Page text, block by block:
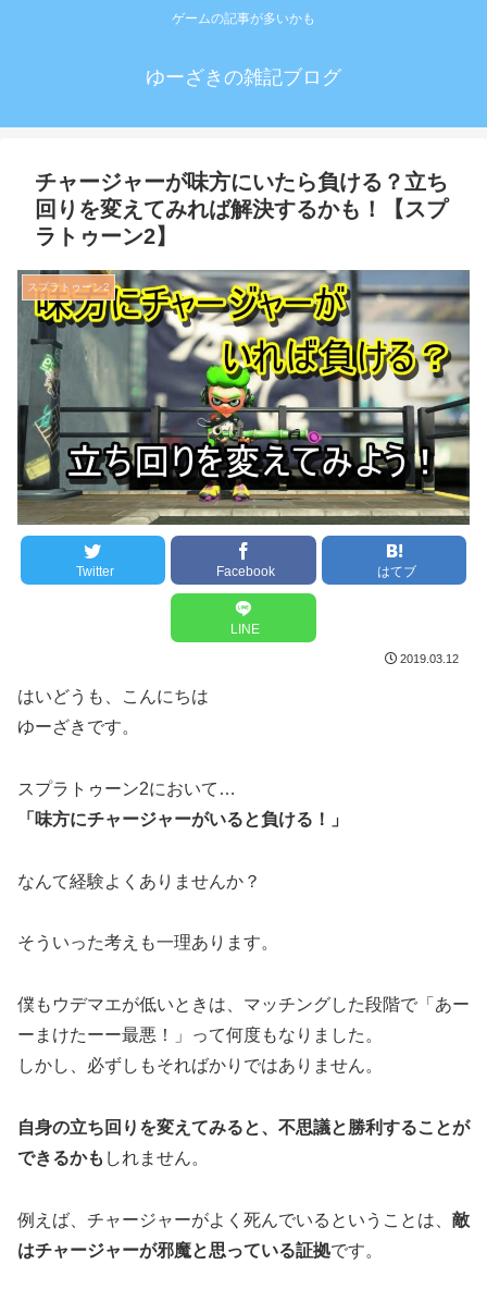
ゲームの記事が多いかも
ゆーざきの雑記ブログ
チャージャーが味方にいたら負ける？立ち
回りを変えてみれば解決するかも！【スプ
ラトゥーン2】
スプラトゥーン2
Twitter Facebook はてブ
LINE
2019.03.12
はいどうも、こんにちは
ゆーざきです。
スプラトゥーン2において…
「味方にチャージャーがいると負ける！」
なんて経験よくありませんか？
そういった考えも一理あります。
僕もウデマエが低いときは、マッチングした段階で「あー
ーまけたーー最悪！」って何度もなりました。
しかし、必ずしもそればかりではありません。
自身の立ち回りを変えてみると、不思議と勝利することが
できるかも しれません。
例えば、チャージャーがよく死んでいるということは、 敵
はチャージャーが邪魔と思っている証拠です。